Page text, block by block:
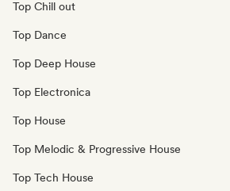
Top Chill out
Top Dance
Top Deep House
Top Electronica
Top House
Top Melodic & Progressive House
Top Tech House